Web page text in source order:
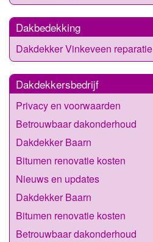
Dakbedekking
Dakdekker Vinkeveen reparatie
Dakdekkersbedrijf
Privacy en voorwaarden
Betrouwbaar dakonderhoud
Dakdekker Baarn
Bitumen renovatie kosten
Nieuws en updates
Dakdekker Baarn
Bitumen renovatie kosten
Betrouwbaar dakonderhoud